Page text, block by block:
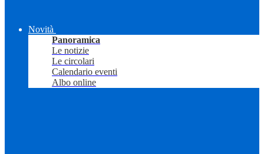
Novità
Panoramica
Le notizie
Le circolari
Calendario eventi
Albo online